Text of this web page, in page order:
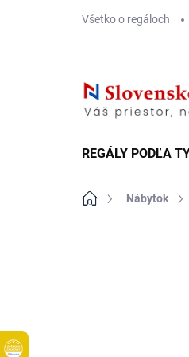
Všetko o regáloch
REGÁLY PODĽA
DomovNábytok